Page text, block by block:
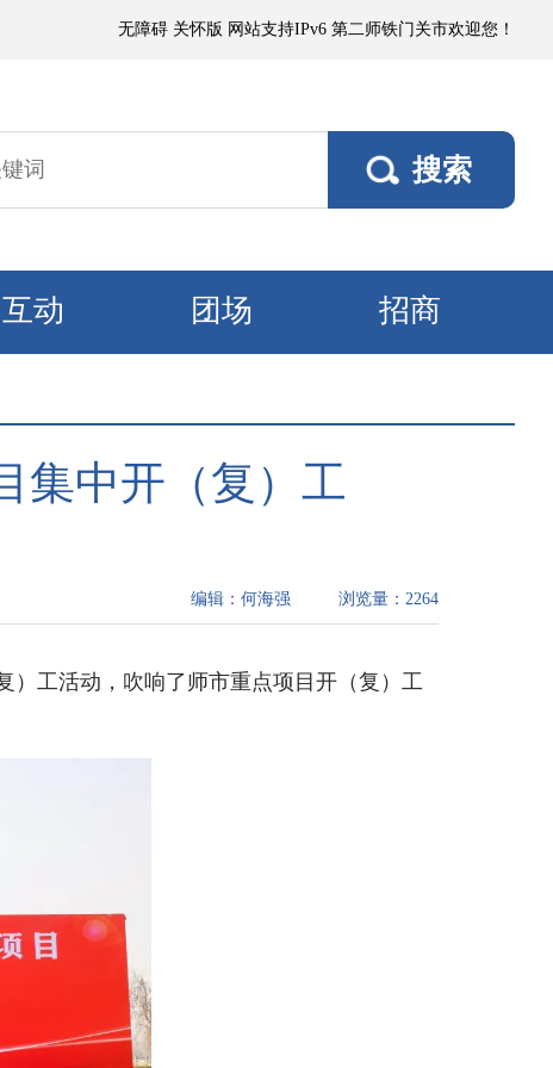
时扬沙或浮尘，局部有微到小阵雨；各垦区阵风4～5级，南部垦区
无障碍 关怀版 网站支持IPv6 第二师铁门关市欢迎您！
互动 团场 招商
集中开（复）工
浏览量： 2264
编辑： 何海强
）工活动，吹响了师市重点项目开（复）工